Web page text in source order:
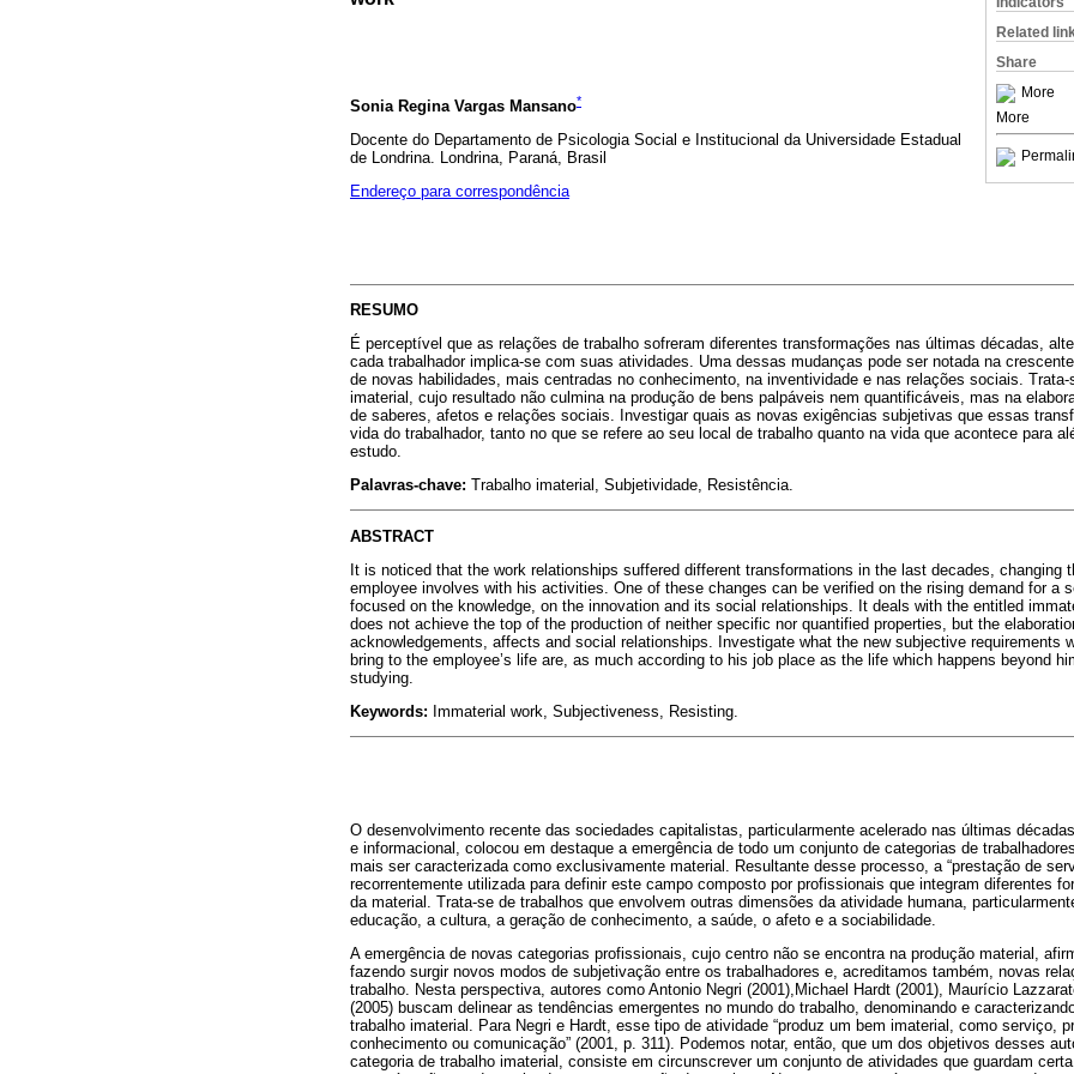
Related
Share
More
More
Sonia Regina Vargas Mansano*
Docente do Departamento de Psicologia Social e Institucional da Universidade Estadual
de Londrina. Londrina, Paraná, Brasil
Endereço para correspondência
RESUMO
É perceptível que as relações de trabalho sofreram diferentes transformações nas últimas décadas,
cada trabalhador implica-se com suas atividades. Uma dessas mudanças pode ser notada na
de novas habilidades, mais centradas no conhecimento, na inventividade e nas relações sociais.
imaterial, cujo resultado não culmina na produção de bens palpáveis nem quantificáveis, mas na
de saberes, afetos e relações sociais. Investigar quais as novas exigências subjetivas que essas
vida do trabalhador, tanto no que se refere ao seu local de trabalho quanto na vida que acontece para
estudo.
Palavras-chave: Trabalho imaterial, Subjetividade, Resistência.
ABSTRACT
It is noticed that the work relationships suffered different transformations in the last decades, changing
employee involves with his activities. One of these changes can be verified on the rising demand for a
focused on the knowledge, on the innovation and its social relationships. It deals with the entitled
does not achieve the top of the production of neither specific nor quantified properties, but the
acknowledgements, affects and social relationships. Investigate what the new subjective requirements
bring to the employee’s life are, as much according to his job place as the life which happens beyond
studying.
Keywords: Immaterial work, Subjectiveness, Resisting
O desenvolvimento recente das sociedades capitalistas, particularmente acelerado nas últimas
e informacional, colocou em destaque a emergência de todo um conjunto de categorias de
mais ser caracterizada como exclusivamente material. Resultante desse processo, a “prestação de
recorrentemente utilizada para definir este campo composto por profissionais que integram diferentes
da material. Trata-se de trabalhos que envolvem outras dimensões da atividade humana,
educação, a cultura, a geração de conhecimento, a saúde, o afeto e a sociabilidade.
A emergência de novas categorias profissionais, cujo centro não se encontra na produção material,
fazendo surgir novos modos de subjetivação entre os trabalhadores e, acreditamos também, novas
trabalho. Nesta perspectiva, autores como Antonio Negri (2001),Michael Hardt (2001), Maurício
(2005) buscam delinear as tendências emergentes no mundo do trabalho, denominando e
trabalho imaterial. Para Negri e Hardt, esse tipo de atividade “produz um bem imaterial, como serviço,
conhecimento ou comunicação” (2001, p. 311). Podemos notar, então, que um dos objetivos desses
categoria de trabalho imaterial, consiste em circunscrever um conjunto de atividades que guardam